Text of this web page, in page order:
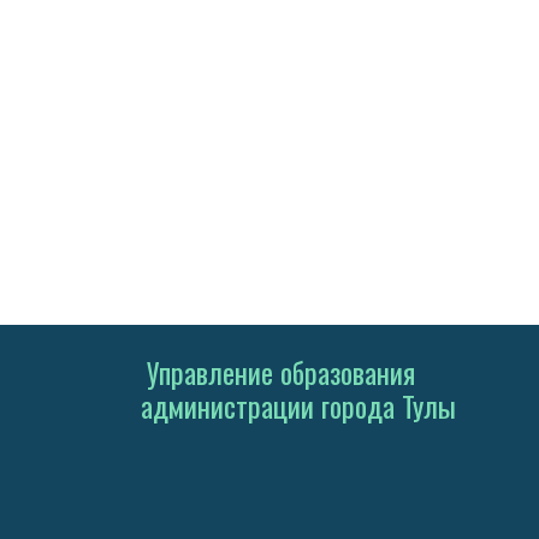
Управление образования
администрации города Тулы